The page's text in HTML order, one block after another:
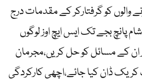
والوں کو گرفتارکر کے مقدمات درج
پانچ بجے تک ایس ایچ اوز لوگوں
ان کے مسائل کو حل کریں،مجرمان
ڈان کیا جائے،اچھی کارکردگی